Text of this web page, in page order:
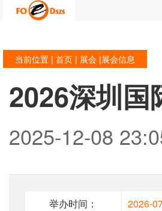
当前位置 | 首页 | 展会 |展会信息
2026深圳国
2025-12-08
举办时间：
2026-